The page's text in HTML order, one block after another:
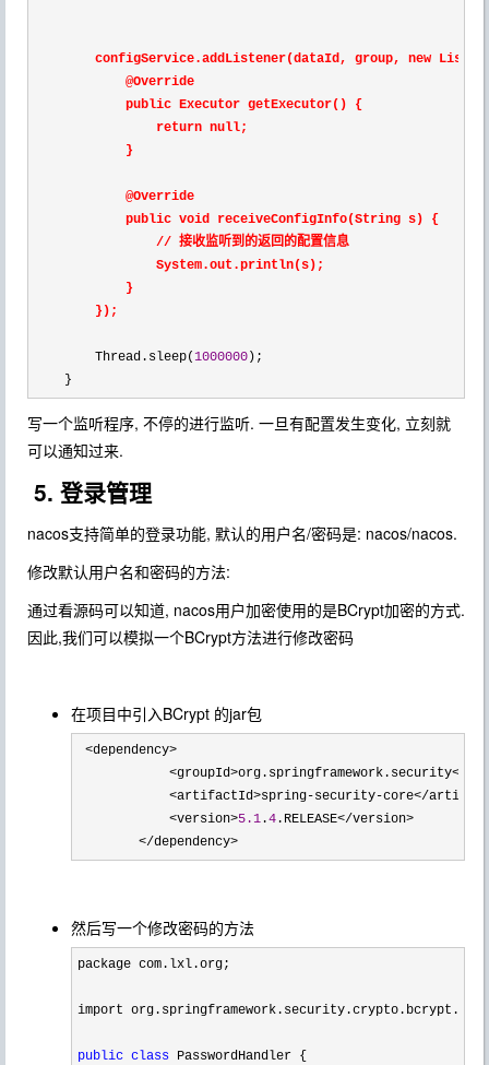
configService.addListener(dataId, group, new
            @Override
            public Executor getExecutor() {
                return null;
            }
            @Override
            public void receiveConfigInfo(String s) {
                // 接收监听到的返回的配置信息
                System.out
.println(s);
            }
        });
        Thread.sleep(
1000000);
    }
写一个监听程序, 不停的进行监听. 一旦有配置发生变化, 立刻就
可以通知过来.
5. 登录管理
nacos支持简单的登录功能, 默认的用户名/密码是: nacos/nacos.
修改默认用户名和密码的方法:
通过看源码可以知道, nacos用户加密使用的是BCrypt加密的方式.
因此,我们可以模拟一个BCrypt方法进行修改密码
在项目中引入BCrypt 的jar包
<dependency>
<groupId>org.springframework.security</
<artifactId>spring-security-core</
            <version>
5.1 .4 .RELEASE</version>
        </dependency>
然后写一个修改密码的方法
package com.lxl.org;
import
public class PasswordHandler {